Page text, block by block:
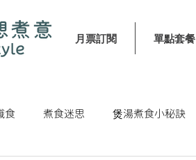
月票訂閱 單點套餐
食 煮食迷思 煲湯煮食小秘訣